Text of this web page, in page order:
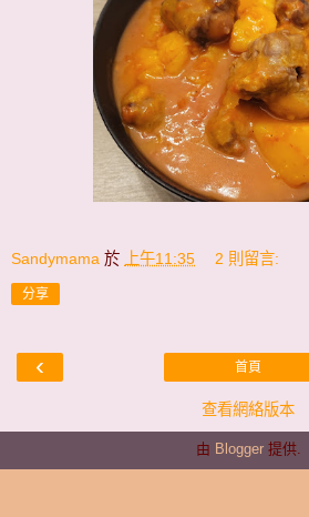
Sandymama 於 上午11:35 2 則留言:
分享
‹ 首頁
查看網絡版本
由 Blogger提供.